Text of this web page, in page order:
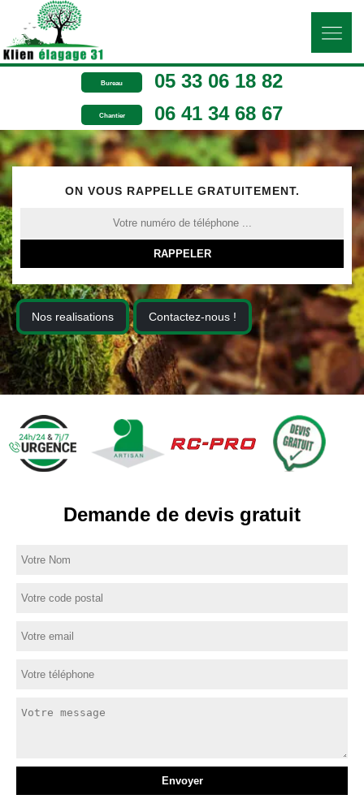
Bureau 05 33 06 18 82
Chantier 06 41 34 68 67
ON VOUS RAPPELLE GRATUITEMENT.
Nos realisations Contactez-nous !
Demande de devis gratuit